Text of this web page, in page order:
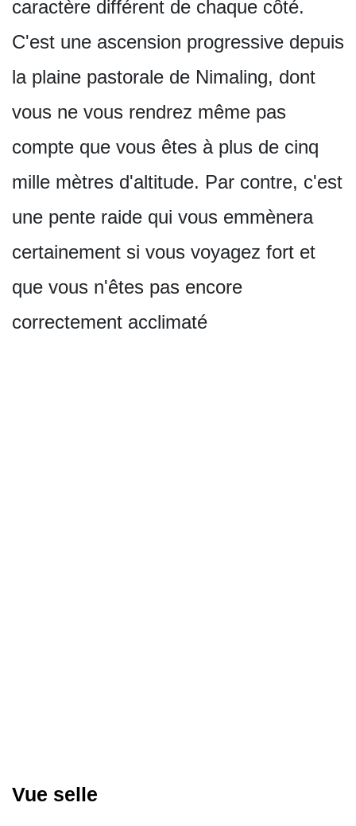
caractère différent de chaque côté.
C'est une ascension progressive depuis
la plaine pastorale de Nimaling, dont
vous ne vous rendrez même pas
compte que vous êtes à plus de cinq
mille mètres d'altitude. Par contre, c'est
une pente raide qui vous emmènera
certainement si vous voyagez fort et
que vous n'êtes pas encore
correctement acclimaté
Vue selle